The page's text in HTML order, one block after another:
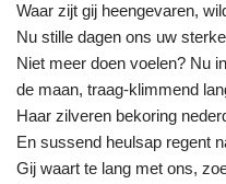
Waar zijt gij heengevaren,
Nu stille dagen ons uw
Niet meer doen voelen? Nu
de maan, traag-klimmend
Haar zilveren bekoring
En sussend heulsap regent
Gij waart te lang met ons,